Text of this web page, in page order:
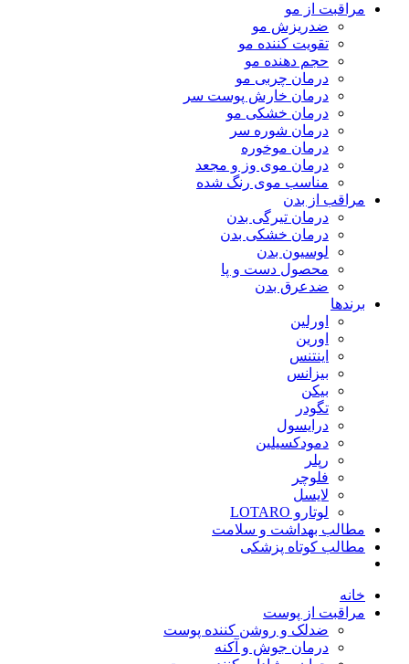
مراقبت از مو
ضدریزش مو
تقویت کننده مو
حجم دهنده مو
درمان چربی مو
درمان خارش پوست سر
درمان خشکی مو
درمان شوره سر
درمان موخوره
درمان موی وز و مجعد
مناسب موی رنگ شده
مراقب از بدن
درمان تیرگی بدن
درمان خشکی بدن
لوسیون بدن
محصول دست و پا
ضدعرق بدن
برندها
اورلین
اورین
اینتنس
بیزانس
بیکن
تگودر
درایسول
دمودکسیلین
رپلر
فلوچر
لایسل
لوتارو LOTARO
مطالب بهداشت و سلامت
مطالب کوتاه پزشکی
خانه
مراقبت از پوست
ضدلک و روشن کننده پوست
درمان جوش و آکنه